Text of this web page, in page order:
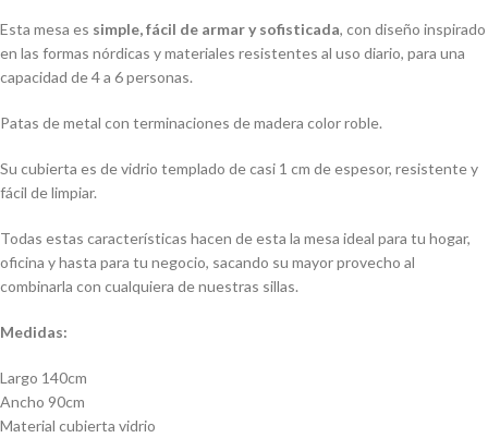
Esta mesa es simple, fácil de armar y sofisticada, con diseño inspirado
en las formas nórdicas y materiales resistentes al uso diario, para una
capacidad de 4 a 6 personas.
Patas de metal con terminaciones de madera color roble.
Su cubierta es de vidrio templado de casi 1 cm de espesor, resistente y
fácil de limpiar.
Todas estas características hacen de esta la mesa ideal para tu hogar,
oficina y hasta para tu negocio, sacando su mayor provecho al
combinarla con cualquiera de nuestras sillas.
Medidas:
Largo 140cm
Ancho 90cm
Material cubierta vidrio